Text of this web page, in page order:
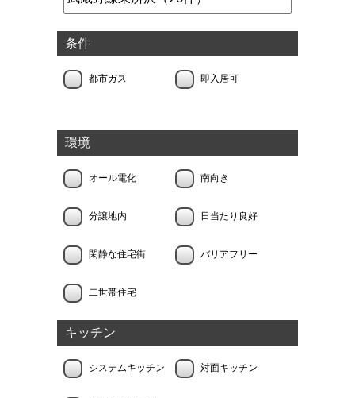
条件
都市ガス 即入居可
環境
オール電化 南向き
分譲地内 日当たり良好
閑静な住宅街 バリアフリー
二世帯住宅
キッチン
システムキッチン 対面キッチン